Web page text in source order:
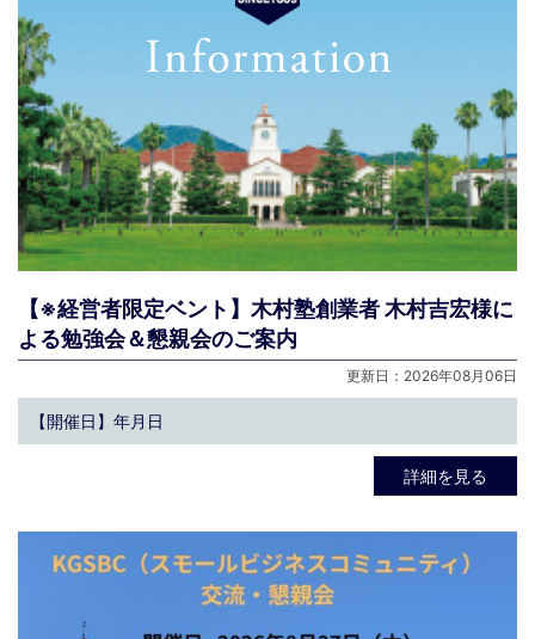
【※経営者限定ベント】木村塾創業者 木村吉宏様に
よる勉強会＆懇親会のご案内
更新日：2026年08月06日
【開催日】年月日
詳細を見る